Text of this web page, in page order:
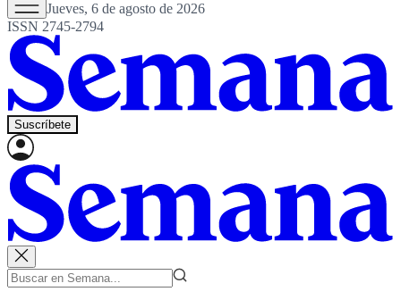
Jueves, 6 de agosto de 2026
ISSN 2745-2794
Suscríbete